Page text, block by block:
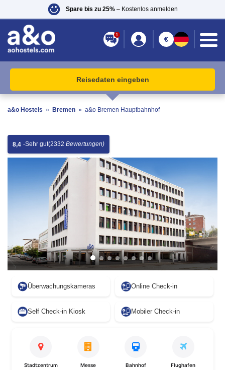
Spare bis zu 25%– Kostenlos anmelden
1
€
Reisedaten eingeben
a&o Hostels » Bremen » a&o Bremen Hauptbahnhof
8,4 -Sehr gut(2332 Bewertungen)
Überwachungskameras Online Check-in
Self Check-in Kiosk Mobiler Check-in
Stadtzentrum Messe Bahnhof Flughafen